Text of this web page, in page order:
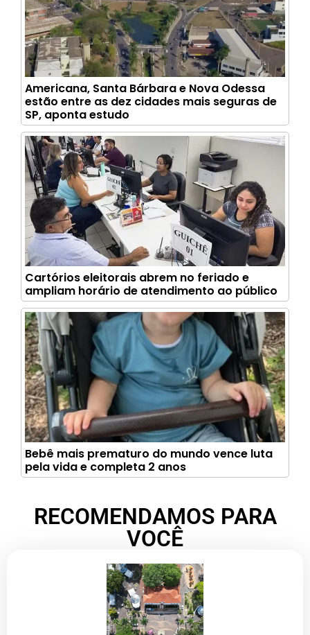
Americana, Santa Bárbara e Nova Odessa
estão entre as dez cidades mais seguras de
SP, aponta estudo
Cartórios eleitorais abrem no feriado e
ampliam horário de atendimento ao público
Bebê mais prematuro do mundo vence luta
pela vida e completa 2 anos
RECOMENDAMOS PARA
VOCÊ